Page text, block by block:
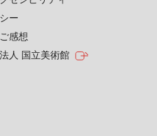
ー
感想
人 国立美術館